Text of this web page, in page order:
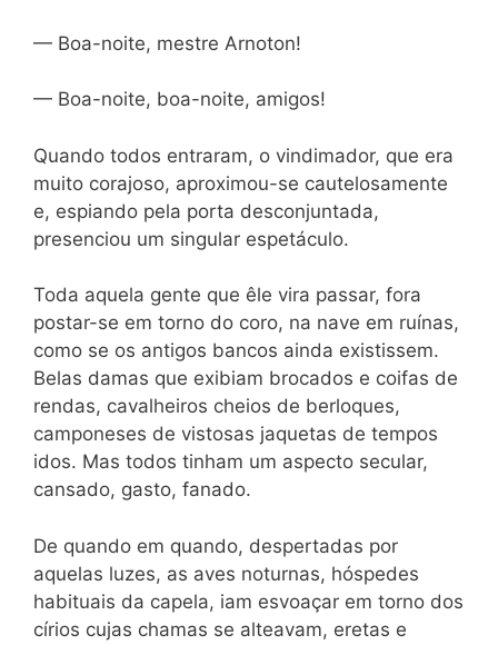
— Boa-noite, mestre Arnoton!
— Boa-noite, boa-noite, amigos!
Quando todos entraram, o vindimador, que era
muito corajoso, aproximou-se cautelosamente
e, espiando pela porta desconjuntada,
presenciou um singular espetáculo.
Toda aquela gente que êle vira passar, fora
postar-se em torno do coro, na nave em ruínas,
como se os antigos bancos ainda existissem.
Belas damas que exibiam brocados e coifas de
rendas, cavalheiros cheios de berloques,
camponeses de vistosas jaquetas de tempos
idos. Mas todos tinham um aspecto secular,
cansado, gasto, fanado.
De quando em quando, despertadas por
aquelas luzes, as aves noturnas, hóspedes
habituais da capela, iam esvoaçar em torno dos
círios cujas chamas se alteavam, eretas e